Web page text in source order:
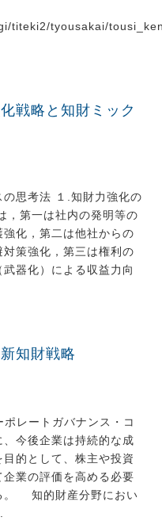
titeki2/tyousakai/
戦略と知財ミック
思考法 １.知財力強化の
第一は社内の発明等の
化，第二は他社からの
策強化，第三は権利の
器化）による収益力向
知財戦略
レートガバナンス・コ
今後企業は持続的な成
的として、株主や投資
業の評価を高める必要
。 知的財産分野におい